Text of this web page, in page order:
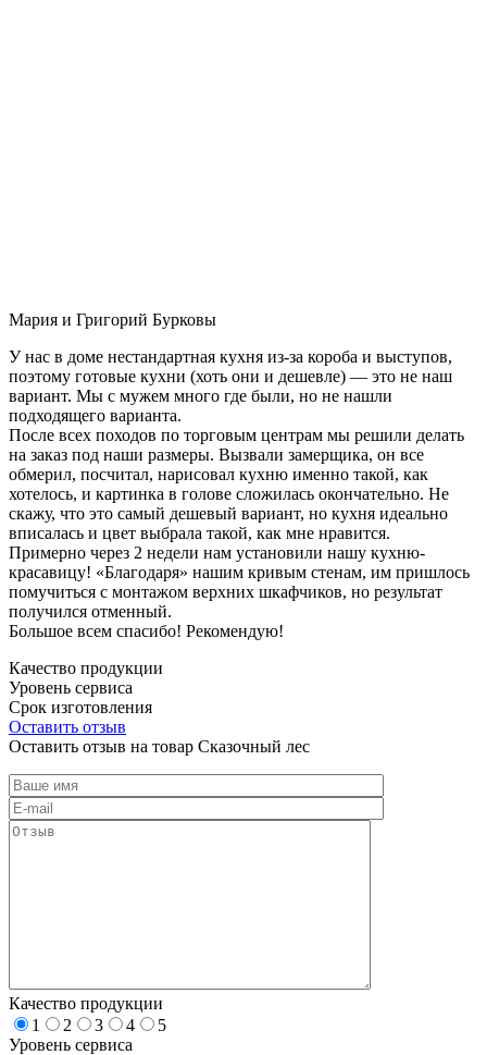
Мария и Григорий Бурковы
У нас в доме нестандартная кухня из-за короба и выступов,
поэтому готовые кухни (хоть они и дешевле) — это не наш
вариант. Мы с мужем много где были, но не нашли
подходящего варианта.
После всех походов по торговым центрам мы решили делать
на заказ под наши размеры. Вызвали замерщика, он все
обмерил, посчитал, нарисовал кухню именно такой, как
хотелось, и картинка в голове сложилась окончательно. Не
скажу, что это самый дешевый вариант, но кухня идеально
вписалась и цвет выбрала такой, как мне нравится.
Примерно через 2 недели нам установили нашу кухню-
красавицу! «Благодаря» нашим кривым стенам, им пришлось
помучиться с монтажом верхних шкафчиков, но результат
получился отменный.
Большое всем спасибо! Рекомендую!
Качество продукции
Уровень сервиса
Срок изготовления
Оставить отзыв
Оставить отзыв на товар Сказочный лес
Качество продукции
1
2 3 4
5
Уровень сервиса